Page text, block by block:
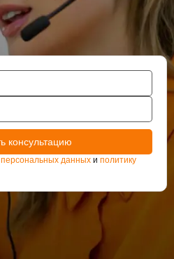
персональных данных и политику